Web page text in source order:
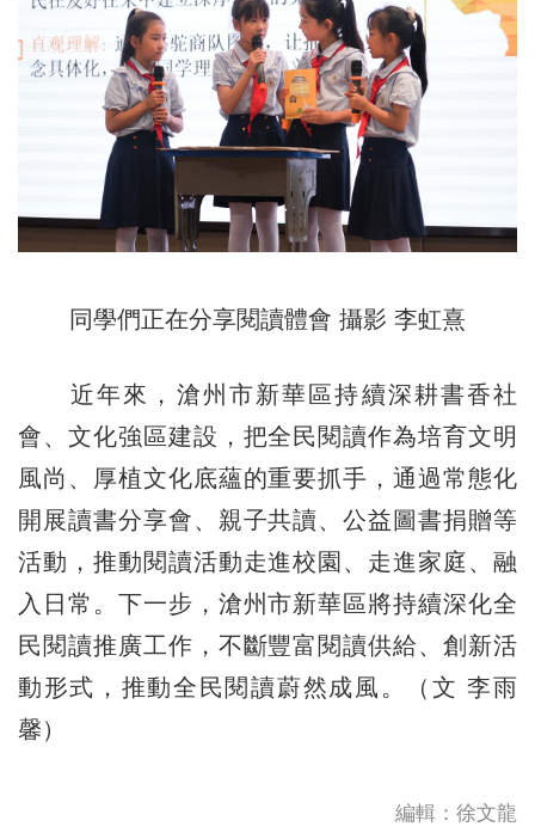
同學們正在分享閱讀體會 攝影 李虹熹
近年來，滄州市新華區持續深耕書香社
會、文化強區建設，把全民閱讀作為培育文明
風尚、厚植文化底蘊的重要抓手，通過常態化
開展讀書分享會、親子共讀、公益圖書捐贈等
活動，推動閱讀活動走進校園、走進家庭、融
入日常。下一步，滄州市新華區將持續深化全
民閱讀推廣工作，不斷豐富閱讀供給、創新活
動形式，推動全民閱讀蔚然成風。（文 李雨
馨）
編輯：徐文龍